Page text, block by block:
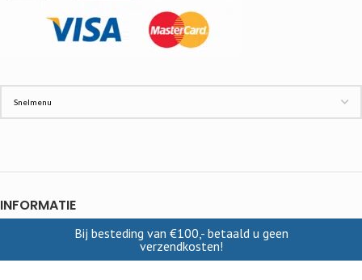
INFORMATIE
Bij besteding van €100,- betaald u geen
verzendkosten!